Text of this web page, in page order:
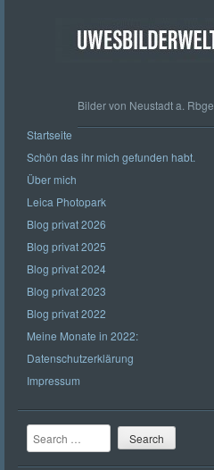
Bilder von Neustadt a. Rbge.
Startseite
Schön das ihr mich gefunden habt.
Über mich
Leica Photopark
Blog privat 2026
Blog privat 2025
Blog privat 2024
Blog privat 2023
Blog privat 2022
Meine Monate in 2022:
Datenschutzerklärung
Impressum
Search